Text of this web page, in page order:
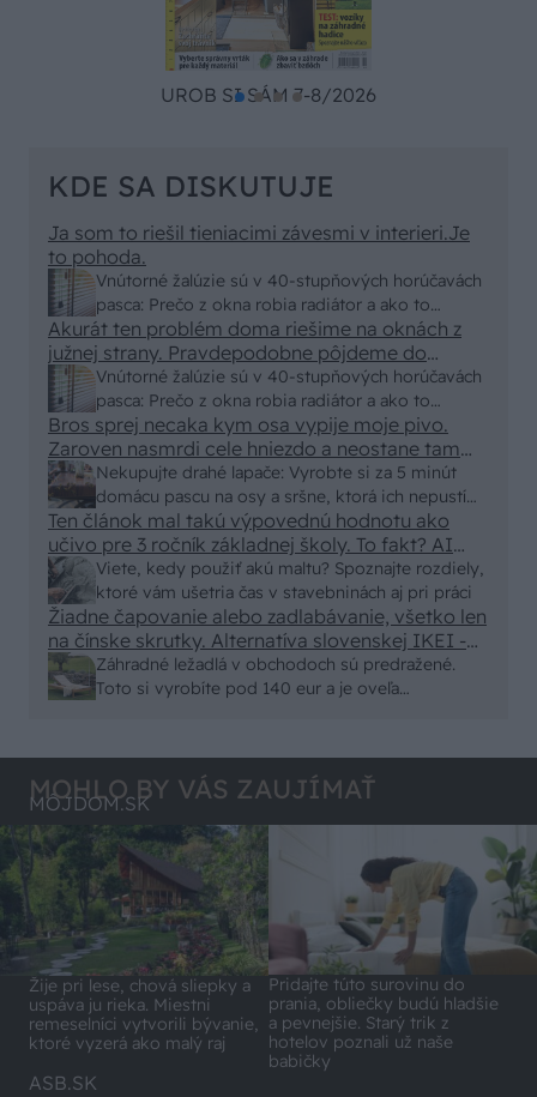
UROB SI SÁM 7-8/2026
KDE SA DISKUTUJE
Vnútorné žalúzie sú v 40-stupňových horúčavách
pasca: Prečo z okna robia radiátor a ako to
vyriešiť za pár eur?
Ja som to riešil tieniacimi závesmi v interieri.Je
to pohoda.
Vnútorné žalúzie sú v 40-stupňových horúčavách
pasca: Prečo z okna robia radiátor a ako to
vyriešiť za pár eur?
Akurát ten problém doma riešime na oknách z
južnej strany. Pravdepodobne pôjdeme do
vonkajšieho tienenia na spôsob markízy
250x150cm. Čínsky predajcovia idú okolo 100
eur kus.
Nekupujte drahé lapače: Vyrobte si za 5 minút
domácu pascu na osy a sršne, ktorá ich nepustí
von
Bros sprej necaka kym osa vypije moje pivo.
Zaroven nasmrdi cele hniezdo a neostane tam
nic zive. Vasa pasca naucinke moc efektivne.
Skor pritiahne slimaky
Viete, kedy použiť akú maltu? Spoznajte rozdiely,
ktoré vám ušetria čas v stavebninách aj pri práci
Ten článok mal takú výpovednú hodnotu ako
učivo pre 3 ročník základnej školy. To fakt? AI
alebo nejaka kniha z VŠ? Dnešné rychlotvrdnuce
malty - pevnosť 40 Mpa a doba schnutia tak 15
minut , k tomu vodotesné s kryštálikou. A rozdiel
- schnutie a zretie. Nič?
Záhradné ležadlá v obchodoch sú predražené.
Toto si vyrobíte pod 140 eur a je oveľa
Žiadne čapovanie alebo zadlabávanie, všetko len
na čínske skrutky. Alternatíva slovenskej IKEI -
čo sa týka pevnosti. Autor si nedal veľa námahy s
remeselným spracovaním, škoda. No lepšie než
MOHLO BY VÁS ZAUJÍMAŤ
MÔJDOM.SK
Žije pri lese, chová sliepky a
uspáva ju rieka. Miestni
remeselníci vytvorili bývanie,
ktoré vyzerá ako malý raj
Pridajte túto surovinu do
prania, obliečky budú hladšie
a pevnejšie. Starý trik z
hotelov poznali už naše
babičky
ASB.SK